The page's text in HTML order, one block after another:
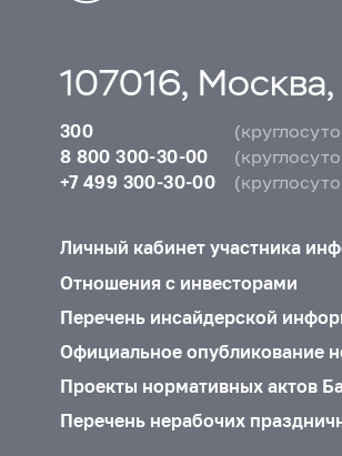
107016,
300
8 800 300-30-00
+7 499 300-30-00
Личный кабинет участника
Отношения с инвесторами
Перечень инсайдерской
Официальное опубликование
Проекты нормативных актов
Перечень нерабочих